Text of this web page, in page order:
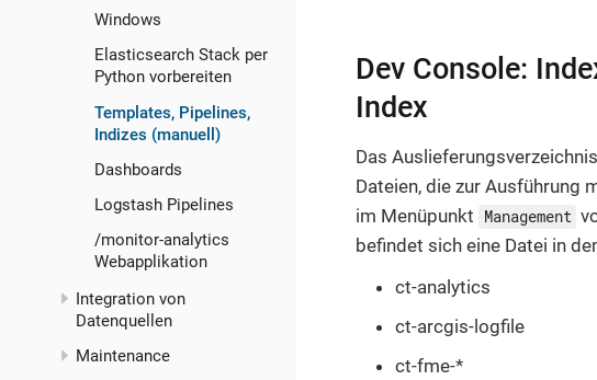
Windows
Elasticsearch Stack per
Python vorbereiten
Templates, Pipelines,
Indizes (manuell)
Dashboards
Logstash Pipelines
/monitor-analytics
Webapplikation
Integration von
Datenquellen
Maintenance
Dev Console:
Index
Das
Dateien, die zur Ausführung
im Menüpunkt Management
befindet sich eine Datei in
ct-analytics
ct-arcgis-logfile
ct-fme-*